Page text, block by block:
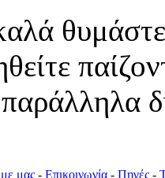
μας - Επικοινωνία - Πηγές -